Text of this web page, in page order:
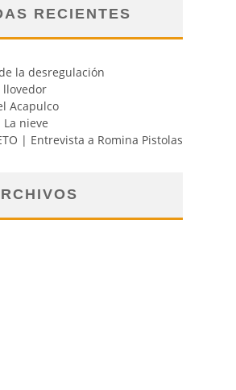
RECIENTES
la desregulación
llovedor
Acapulco
nieve
| Entrevista a Romina Pistolas